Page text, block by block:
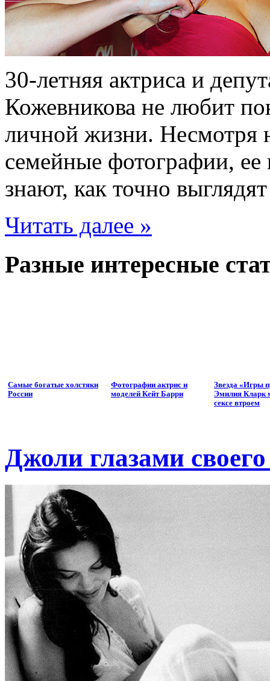
30-летняя актриса и
Кожевникова не любит
личной жизни. Несмотря
семейные фотографии,
знают, как точно
Читать далее »
Разные интересные
Самые богатые холстяки
России
Фотографии актрис и
моделей Кейт Барри
Звезда «Игры
Эмилия Кларк
сексе втроем
Джоли глазами